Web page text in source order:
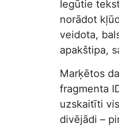
Iegūtie
norādot
veidota,
apakštipa,
Marķētos
fragmenta
uzskaitīti
divējādi –